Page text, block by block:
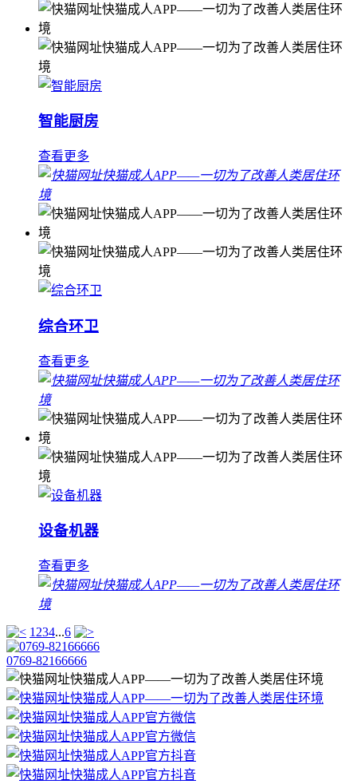
智能厨房
查看更多
综合环卫
查看更多
设备机器
查看更多
1 234...6
0769-82166666